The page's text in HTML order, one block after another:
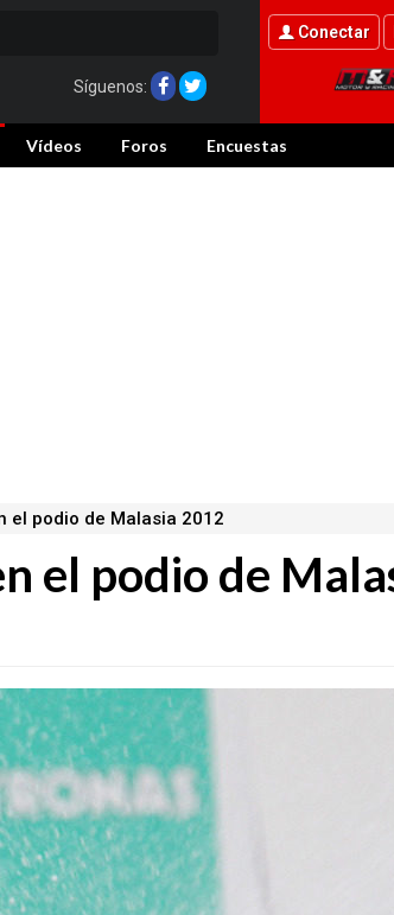
Síguenos:
Conectar
Vídeos Foros Encuestas
el podio de Malasia 2012
el podio de